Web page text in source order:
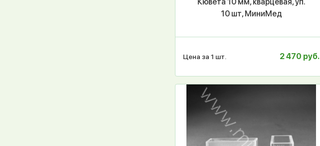
Кювета 10 мм, кварцевая, уп.
10 шт, МиниМед
Цена за 1 шт. 2 470 руб.